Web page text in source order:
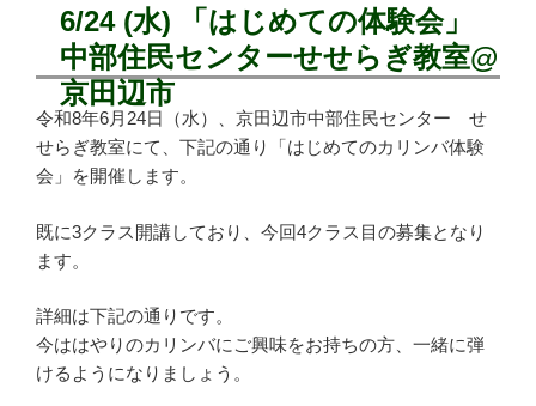
6/24 (水) 「はじめての体験会」
中部住民センターせせらぎ教室@
京田辺市
令和8年6月24日（水）、京田辺市中部住民センター せ
せらぎ教室にて、下記の通り「はじめてのカリンバ体験
会」を開催します。
既に3クラス開講しており、今回4クラス目の募集となり
ます。
詳細は下記の通りです。
今ははやりのカリンバにご興味をお持ちの方、一緒に弾
けるようになりましょう。